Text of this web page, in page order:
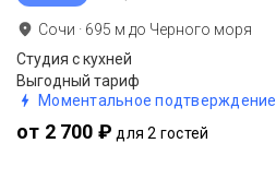
Сочи · 695 м до Черного моря
Студия с кухней
Выгодный тариф
Моментальное подтверждение
от 2 700 ₽ для 2 гостей